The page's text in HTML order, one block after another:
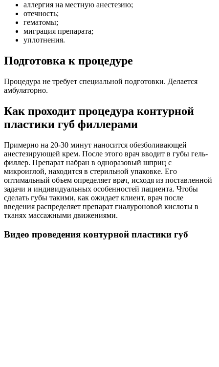
аллергия на местную анестезию;
отечность;
гематомы;
миграция препарата;
уплотнения.
Подготовка к процедуре
Процедура не требует специальной подготовки. Делается
амбулаторно.
Как проходит процедура контурной
пластики губ филлерами
Примерно на 20-30 минут наносится обезболивающей
анестезирующей крем. После этого врач вводит в губы гель-
филлер. Препарат набран в одноразовый шприц с
микроиглой, находится в стерильной упаковке. Его
оптимальный объем определяет врач, исходя из поставленной
задачи и индивидуальных особенностей пациента. Чтобы
сделать губы такими, как ожидает клиент, врач после
введения распределяет препарат гиалуроновой кислоты в
тканях массажными движениями.
Видео проведения контурной пластики губ